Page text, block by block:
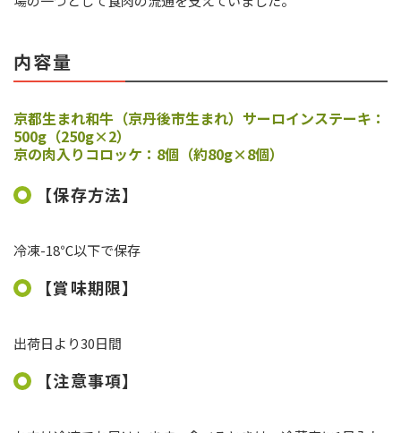
内容量
京都生まれ和牛（京丹後市生まれ） サーロインステーキ：
500g（250g×2）
京の肉入りコロッケ：8個（約80g×8個）
【保存方法】
冷凍-18℃以下で保存
【賞味期限】
出荷日より30日間
【注意事項】